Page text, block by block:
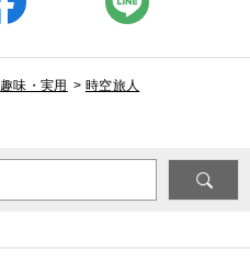
趣味・実用 > 時空旅人